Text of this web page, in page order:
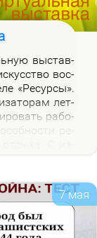
вы­став­
вос­
«Ре­сур­сы».
лет­
ра­бо­
7 мая